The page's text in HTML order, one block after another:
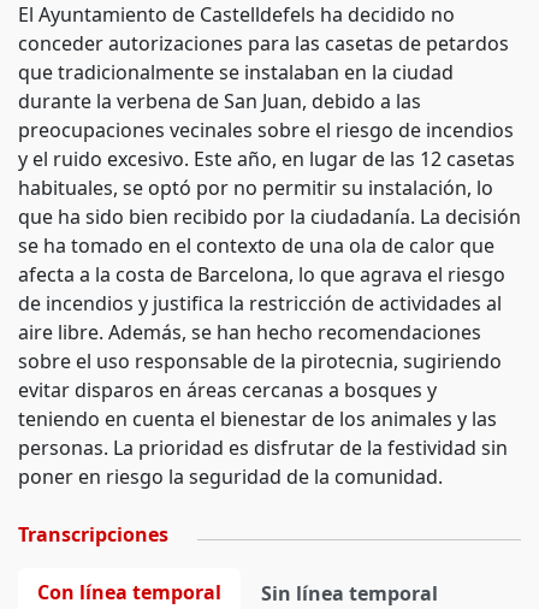
El Ayuntamiento de Castelldefels ha decidido no
conceder autorizaciones para las casetas de petardos
que tradicionalmente se instalaban en la ciudad
durante la verbena de San Juan, debido a las
preocupaciones vecinales sobre el riesgo de incendios
y el ruido excesivo. Este año, en lugar de las 12 casetas
habituales, se optó por no permitir su instalación, lo
que ha sido bien recibido por la ciudadanía. La decisión
se ha tomado en el contexto de una ola de calor que
afecta a la costa de Barcelona, lo que agrava el riesgo
de incendios y justifica la restricción de actividades al
aire libre. Además, se han hecho recomendaciones
sobre el uso responsable de la pirotecnia, sugiriendo
evitar disparos en áreas cercanas a bosques y
teniendo en cuenta el bienestar de los animales y las
personas. La prioridad es disfrutar de la festividad sin
poner en riesgo la seguridad de la comunidad.
Transcripciones
Con línea temporal Sin línea temporal